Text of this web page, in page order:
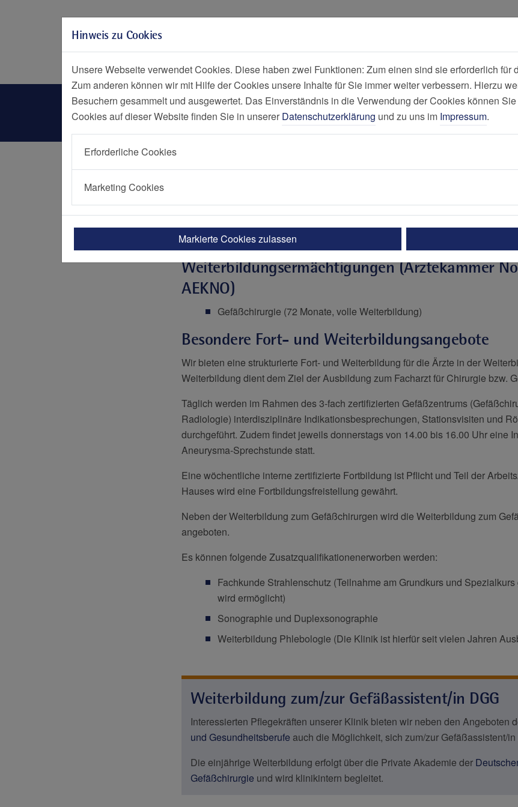
Zum Seitenende springen
Menü Social Media
Fort- und Weiterbildung Elisabeth-
Startseite Einrichtungen
Fort- und Weiterbildung
Weiterbildungsermächtigungen (Ärztekammer
AEKNO)
Gefäßchirurgie (72 Monate, volle Weiterbildung)
Besondere Fort- und Weiterbildungsangebote
Wir bieten eine strukturierte Fort- und Weiterbildung für die Ärzte in der
Weiterbildung dient dem Ziel der Ausbildung zum Facharzt für Chirurgie bzw.
Täglich werden im Rahmen des 3-fach zertifizierten Gefäßzentrums
Radiologie) interdisziplinäre Indikationsbesprechungen, Stationsvisiten und
durchgeführt. Zudem findet jeweils donnerstags von 14.00 bis 16.00 Uhr eine
Aneurysma-Sprechstunde statt.
Eine wöchentliche interne zertifizierte Fortbildung ist Pflicht und Teil der
Hauses wird eine Fortbildungsfreistellung gewährt.
Neben der Weiterbildung zum Gefäßchirurgen wird die Weiterbildung zum
angeboten.
Es können folgende Zusatzqualifikationenerworben werden:
Fachkunde Strahlenschutz (Teilnahme am Grundkurs und
wird ermöglicht)
Sonographie und Duplexsonographie
Weiterbildung Phlebologie (Die Klinik ist hierfür seit vielen Jahren
Weiterbildung zum/zur Gefäßassistent/in DGG
Interessierten Pflegekräften unserer Klinik bieten wir neben den Angeboten
und Gesundheitsberufe auch die Möglichkeit, sich zum/zur Gefäßassistent/
Die einjährige Weiterbildung erfolgt über die Private Akademie der
Gefäßchirurgie und wird klinikintern begleitet.
Hinweis zu Cookies
Unsere Webseite verwendet Cookies. Diese haben zwei Funktionen: Zum einen sind sie erforderlich
Zum anderen können wir mit Hilfe der Cookies unsere Inhalte für Sie immer weiter verbessern. Hierzu
Besuchern gesammelt und ausgewertet. Das Einverständnis in die Verwendung der Cookies können
Cookies auf dieser Website finden Sie in unserer Datenschutzerklärung und zu uns im Impressum.
Erforderliche Cookies
Marketing Cookies
Markierte Cookies zulassen